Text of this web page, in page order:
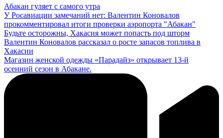
Абакан гуляет с самого утра
У Росавиации замечаний нет: Валентин Коновалов
прокомментировал итоги проверки аэропорта "Абакан"
Будьте осторожны, Хакасия может попасть под шторм
Валентин Коновалов рассказал о росте запасов топлива в
Хакасии
Магазин женской одежды «Парадайз» открывает 13-й
осенний сезон в Абакане.